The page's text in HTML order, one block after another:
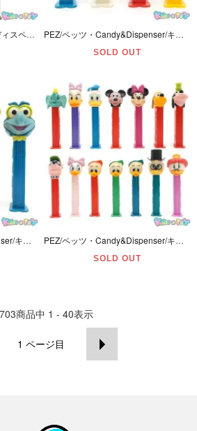
PEZ/ペッツ・キャンディーディスペンサー・LOONEY TUNES/ルーニーテューンズ「バッグスバニー・ダフィー・シルベスター・トゥイーティー・タズ・ヨセミテサム・スピーディーゴンザレス」7本セット PEZ/ペッツ・Candy&Dispenser/キャンディー＆ディスペンサー・PEANUTS/ピーナッツ 「チャーリーブラウン・スヌーピー・ルーシー・ウッドストック」 4本セット
SOLD OUT
PEZ/ペッツ・Candy&Dispenser/キャンディー＆ディスペンサー・Jim Henson/ジムヘンソン・The Muppets/マペッツ「カーミット・ミスピギー・ゴンゾ・フォジー」4本セット PEZ/ペッツ・Candy&Dispenser/キャンディー＆ディスペンサー・Disney/ディズニー「ミッキー・ミニー・ドナルド・デイジー・グーフィー・プルート・ダンボ＆ダックテイルズ」14本セット
SOLD OUT
商品中 1 - 40表示
1 ページ目